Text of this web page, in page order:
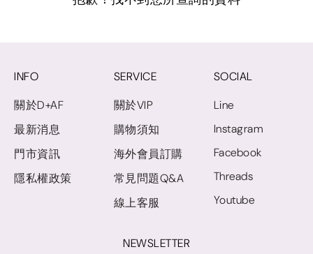
INFO
關於D+AF
最新消息
門市資訊
隱私權政策
SERVICE
關於VIP
購物須知
海外會員訂購
常見問題Q&A
線上客服
SOCIAL
Line
Instagram
Facebook
Threads
Youtube
NEWSLETTER